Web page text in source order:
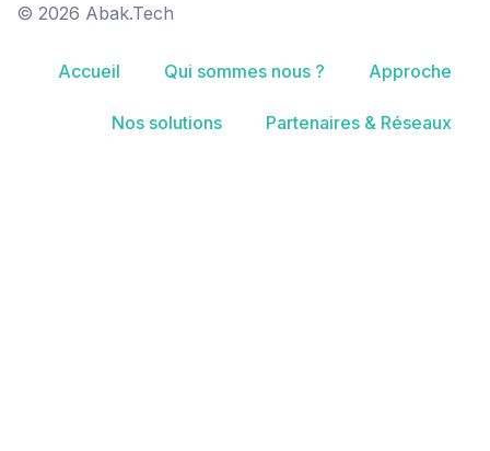
© 2026 Abak.Tech
Accueil Qui sommes nous ? Approche
Nos solutions Partenaires & Réseaux